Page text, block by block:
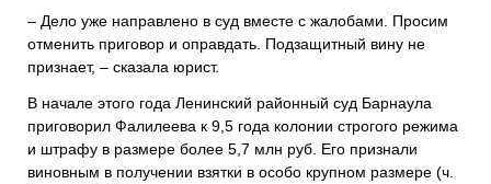
– Дело уже направлено в суд вместе с жалобами. Просим
отменить приговор и оправдать. Подзащитный вину не
признает, – сказала юрист.
В начале этого года Ленинский районный суд Барнаула
приговорил Фалилеева к 9,5 года колонии строгого режима
и штрафу в размере более 5,7 млн руб. Его признали
виновным в получении взятки в особо крупном размере (ч.